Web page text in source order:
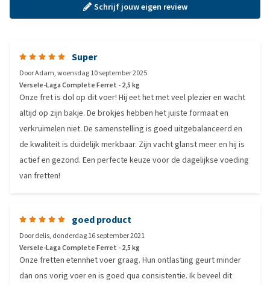
Schrijf jouw eigen review
Super
DoorAdam,woensdag 10 september 2025
Versele-Laga Complete Ferret - 2,5 kg
Onze fret is dol op dit voer! Hij eet het met veel plezier en wacht
altijd op zijn bakje. De brokjes hebben het juiste formaat en
verkruimelen niet. De samenstelling is goed uitgebalanceerd en
de kwaliteit is duidelijk merkbaar. Zijn vacht glanst meer en hij is
actief en gezond. Een perfecte keuze voor de dagelijkse voeding
van fretten!
goed product
Doordelis, donderdag 16 september 2021
Versele-Laga Complete Ferret - 2,5 kg
Onze fretten etennhet voer graag. Hun ontlasting geurt minder
dan ons vorig voer en is goed qua consistentie. Ik beveel dit